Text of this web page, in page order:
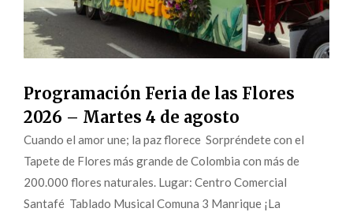
Programación Feria de las Flores
2026 – Martes 4 de agosto
Cuando el amor une; la paz florece Sorpréndete con el
Tapete de Flores más grande de Colombia con más de
200.000 flores naturales. Lugar: Centro Comercial
Santafé Tablado Musical Comuna 3 Manrique ¡La